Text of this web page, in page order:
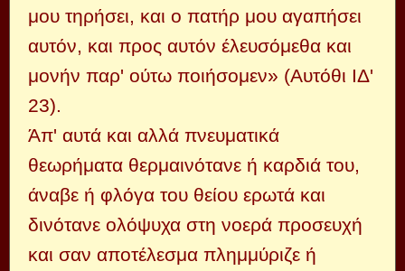
μου τηρήσει, και ο πατήρ μου αγαπήσει
αυτόν, και προς αυτόν έλευσόμεθα και
μονήν παρ' ούτω ποιήσομεν» (Αυτόθι ΙΔ'
23).
Άπ' αυτά και αλλά πνευματικά
θεωρήματα θερμαινότανε ή καρδιά του,
άναβε ή φλόγα του θείου ερωτά και
δινότανε ολόψυχα στη νοερά προσευχή
και σαν αποτέλεσμα πλημμύριζε ή